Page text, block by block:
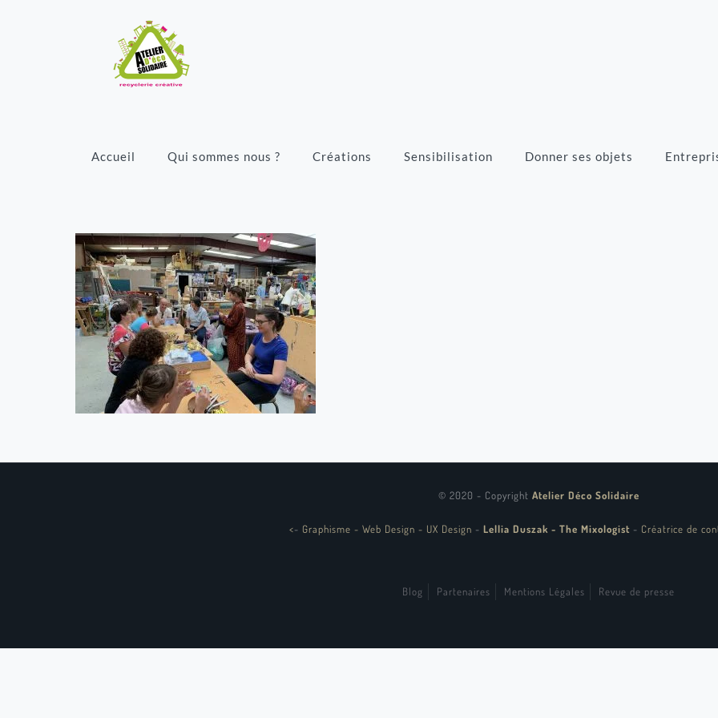
Accueil Qui sommes nous ? Créations Sensibilisation Donner ses objets
© 2020 - Copyright Atelier Déco Solidaire
<- Graphisme - Web Design - UX Design - Lellia Duszak - The Mixologist - Créatrice de
Blog Partenaires Mentions Légales Revue de presse